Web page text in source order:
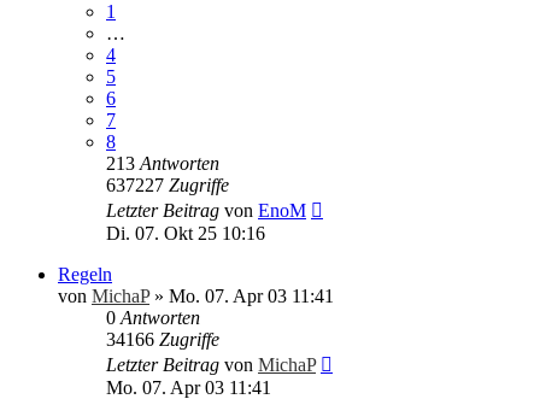
1
…
4
5
6
7
8
213 Antworten
637227 Zugriffe
Letzter Beitrag von EnoM
Di. 07. Okt 25 10:16
Regeln
von MichaP» Mo. 07. Apr 03 11:41
0 Antworten
34166 Zugriffe
Letzter Beitrag von MichaP
Mo. 07. Apr 03 11:41